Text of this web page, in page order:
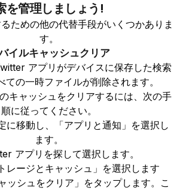
を管理しましょう!
ための他の代替手段がいくつかありま
す。
イルキャッシュクリア
アプリがデバイスに保存した検索
ての一時ファイルが削除されます。
キャッシュをクリアするには、次の手
順に従ってください。
に移動し、「アプリと通知」を選択し
ます。
アプリを探して選択します。
レージとキャッシュ」を選択します
ッシュをクリア」をタップします。こ